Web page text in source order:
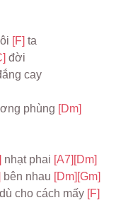
[F] ta
đời
cay
phùng
nhạt phai [A7] [Dm]
bên nhau [Dm] [Gm]
cho cách mấy